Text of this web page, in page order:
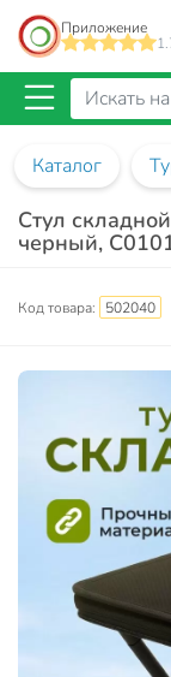
Приложение
Каталог
Стул
черный,
Код товара: 502040